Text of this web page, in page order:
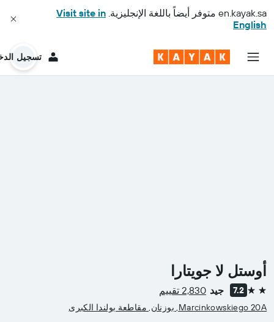
en.kayak.sa متوفر أيضاً باللغة الإنجليزية. Visit site in
English
تسجيل
أوستل لا جويتارا
2 نجمتين 7.2 جيد 2,830 تقييم
Marcinkowskiego 20A, بوزنان, مقاطعة بولندا الكبرى